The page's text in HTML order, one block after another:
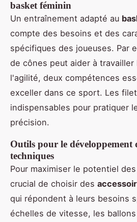
basket féminin
Un entraînement adapté au
compte des besoins et des
spécifiques des joueuses. Par
de cônes peut aider à
l'agilité, deux compétences
exceller dans ce sport. Les
indispensables pour pratiquer
précision.
Outils pour le développement
techniques
Pour maximiser le potentiel
crucial de choisir des
qui répondent à leurs besoins
échelles de vitesse, les